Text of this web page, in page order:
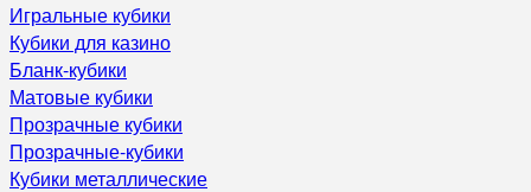
Игральные кубики
Кубики для казино
Бланк-кубики
Матовые кубики
Прозрачные кубики
Прозрачные-кубики
Кубики металлические